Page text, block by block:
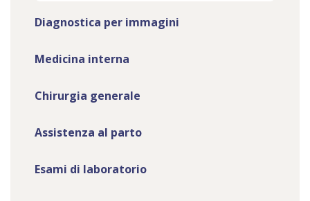
Diagnostica per immagini
Medicina interna
Chirurgia generale
Assistenza al parto
Esami di laboratorio